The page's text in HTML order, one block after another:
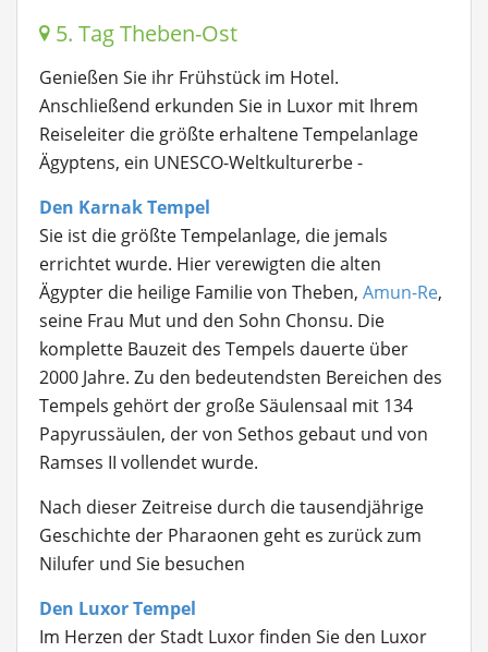
5. Tag Theben-Ost
Genießen Sie ihr Frühstück im Hotel.
Anschließend erkunden Sie in Luxor mit Ihrem
Reiseleiter die größte erhaltene Tempelanlage
Ägyptens, ein UNESCO-Weltkulturerbe -
Den Karnak Tempel
Sie ist die größte Tempelanlage, die jemals
errichtet wurde. Hier verewigten die alten
Ägypter die heilige Familie von Theben, Amun-Re,
seine Frau Mut und den Sohn Chonsu. Die
komplette Bauzeit des Tempels dauerte über
2000 Jahre. Zu den bedeutendsten Bereichen des
Tempels gehört der große Säulensaal mit 134
Papyrussäulen, der von Sethos gebaut und von
Ramses II vollendet wurde.
Nach dieser Zeitreise durch die tausendjährige
Geschichte der Pharaonen geht es zurück zum
Nilufer und Sie besuchen
Den Luxor Tempel
Im Herzen der Stadt Luxor finden Sie den Luxor